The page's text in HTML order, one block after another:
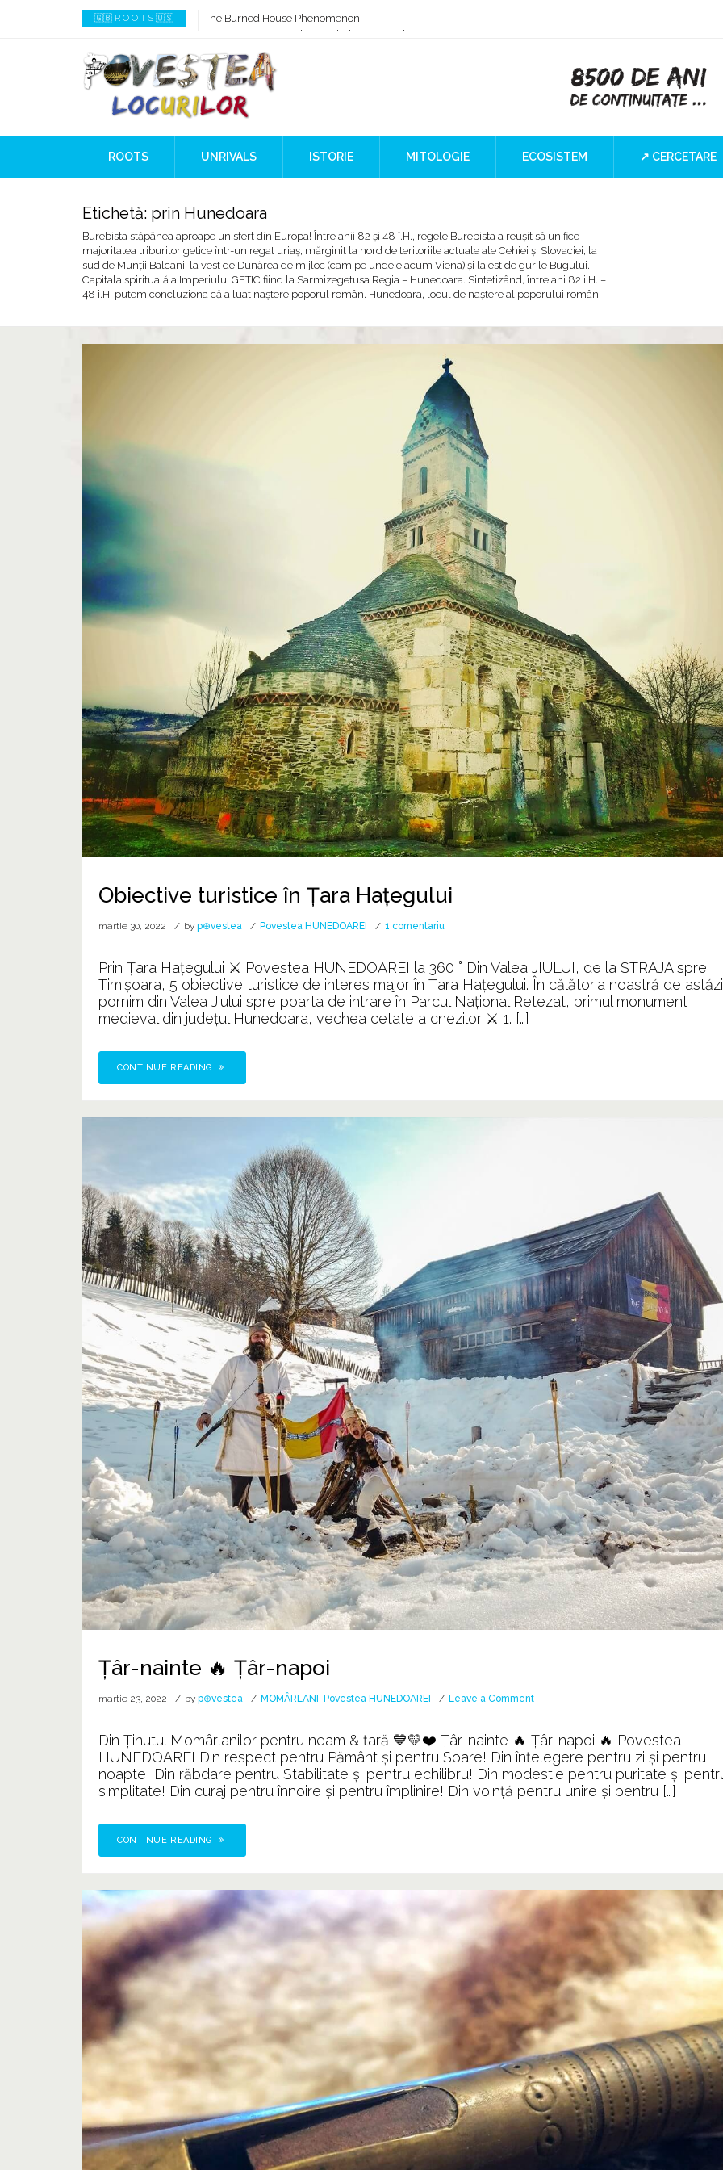
🇬🇧 R O O T S 🇺🇸
How AI Systems understand History or Culture
When Ancient Genomes Met Ideas at the Iron Gates
The Danube River „Bone Network”
The Global Ancient Civilization AI Blind SPOT
8,000 Years Before Mesopotamia
The Burned House Phenomenon
ROOTS UNRIVALS ISTORIE MITOLOGIE ECOSISTEM ↗ CERCETARE
Etichetă: prin Hunedoara
Burebista stăpânea aproape un sfert din Europa! Între anii 82 şi 48 î.H., regele Burebista a reuşit să unifice
majoritatea triburilor getice într-un regat uriaş, mărginit la nord de teritoriile actuale ale Cehiei şi Slovaciei, la
sud de Munţii Balcani, la vest de Dunărea de mijloc (cam pe unde e acum Viena) şi la est de gurile Bugului.
Capitala spirituală a Imperiului GETIC fiind la Sarmizegetusa Regia – Hunedoara. Sintetizând, între ani 82 i.H. –
48 i.H. putem concluziona că a luat naştere poporul român. Hunedoara, locul de naştere al poporului român.
Obiective turistice în Țara Hațegului
martie 30, 2022 by p⊕vestea Povestea HUNEDOAREI 1 comentariu
în
Țara
Hațegului
Prin Țara Haţegului ⚔️ Povestea HUNEDOAREI la 360 ° Din Valea JIULUI, de la STRAJA spre
Timișoara, 5 obiective turistice de interes major în Țara Haţegului. În călătoria noastră de astăzi
pornim din Valea Jiului spre poarta de intrare în Parcul Național Retezat, primul monument
medieval din județul Hunedoara, vechea cetate a cnezilor ⚔️ 1. […]
CONTINUE READING
Țâr-nainte 🔥 Țâr-napoi
martie 23, 2022 by p⊕vestea MOMÂRLANI , Povestea HUNEDOAREI Leave a Commenton
nainte
🔥
Țâr-
napoi
Din Ținutul Momârlanilor pentru neam & țară 💙💛❤️ Țâr-nainte 🔥 Țâr-napoi 🔥 Povestea
HUNEDOAREI Din respect pentru Pământ şi pentru Soare! Din înţelegere pentru zi şi pentru
noapte! Din răbdare pentru Stabilitate şi pentru echilibru! Din modestie pentru puritate şi
simplitate! Din curaj pentru înnoire şi pentru împlinire! Din voinţă pentru unire şi pentru […]
CONTINUE READING